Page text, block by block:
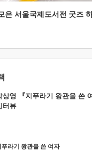
은 서울국제도서전 굿즈
상영 『지푸라기 왕관을 쓴
터뷰
푸라기 왕관을 쓴 여자